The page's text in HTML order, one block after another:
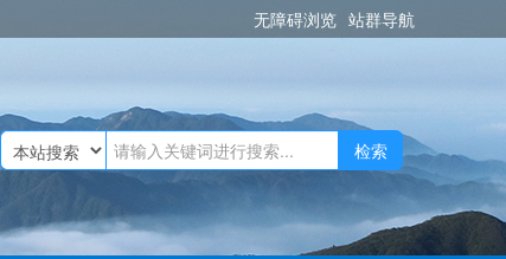
无障碍浏览 站群导航
检索